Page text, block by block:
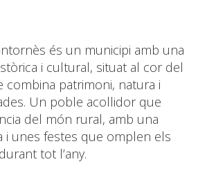
és un municipi amb una
i cultural, situat al cor del
combina patrimoni, natura i
Un poble acollidor que
del món rural, amb una
i unes festes que omplen els
tot l’any.